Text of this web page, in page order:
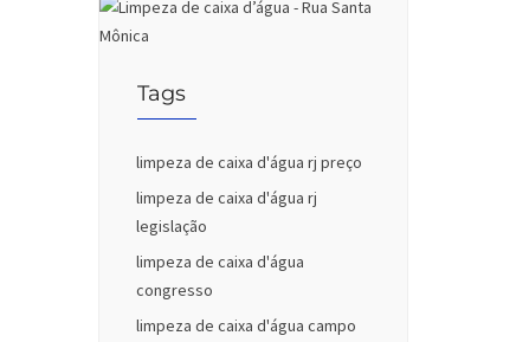
Tags
limpeza de caixa d'água rj preço
limpeza de caixa d'água rj
legislação
limpeza de caixa d'água
congresso
limpeza de caixa d'água campo